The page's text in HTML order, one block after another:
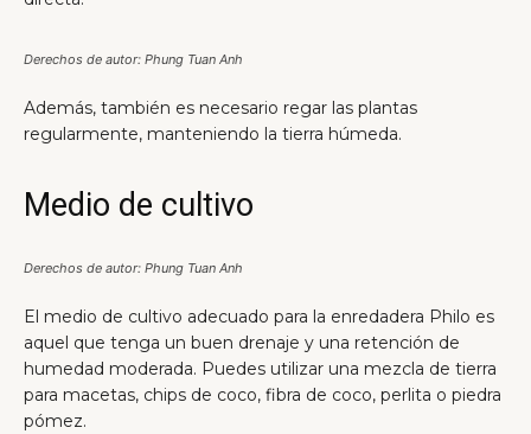
Derechos de autor: Phung Tuan Anh
Además, también es necesario regar las plantas
regularmente, manteniendo la tierra húmeda.
Medio de cultivo
Derechos de autor: Phung Tuan Anh
El medio de cultivo adecuado para la enredadera Philo es
aquel que tenga un buen drenaje y una retención de
humedad moderada. Puedes utilizar una mezcla de tierra
para macetas, chips de coco, fibra de coco, perlita o piedra
pómez.